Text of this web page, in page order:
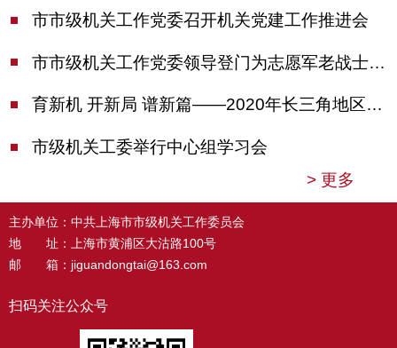
市市级机关工作党委召开机关党建工作推进会
市市级机关工作党委领导登门为志愿军老战士佩戴纪念章
育新机 开新局 谱新篇——2020年长三角地区机关党建工作研讨会在南京召开
市级机关工委举行中心组学习会
> 更多